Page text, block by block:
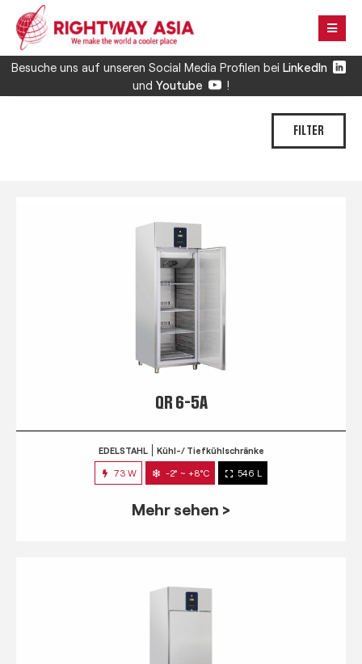
Besuche uns auf unseren Social Media Profilen bei LinkedIn
und Youtube !
FILTER
QR 6-5A
EDELSTAHL Kühl-/ Tiefkühlschränke
73 W -2° ~ +8°C 546 L
Mehr sehen >